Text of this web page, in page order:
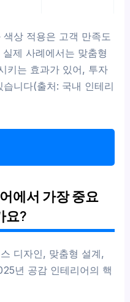
상 적용은 고객 만족도
제 사례에서는 맞춤형
키는 효과가 있어, 투자
니다(출처: 국내 인테리
에서 가장 중요
요?
디자인, 맞춤형 설계,
년 공감 인테리어의 핵